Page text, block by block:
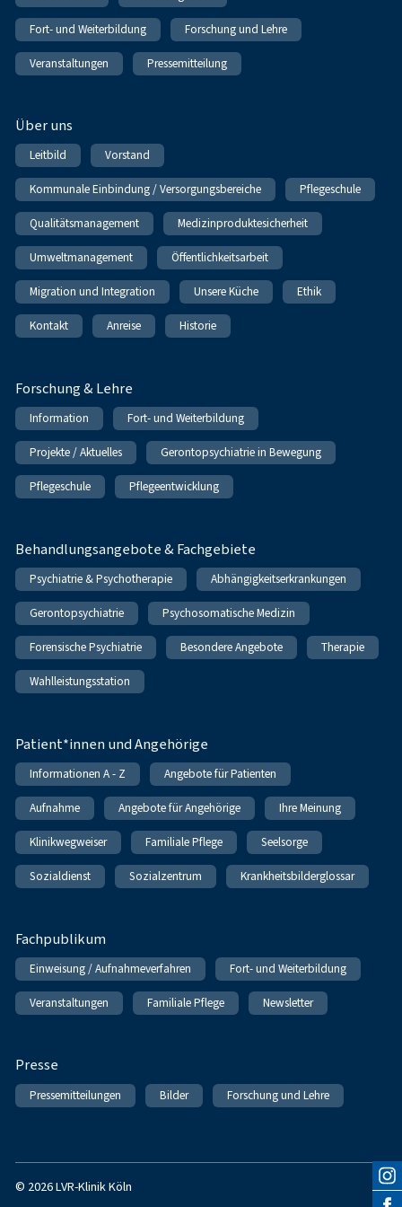
Fort- und Weiterbildung Forschung und Lehre
Veranstaltungen Pressemitteilung
Über uns
Leitbild Vorstand
Kommunale Einbindung / Versorgungsbereiche Pflegeschule
Qualitätsmanagement Medizinproduktesicherheit
Umweltmanagement Öffentlichkeitsarbeit
Migration und Integration Unsere Küche Ethik
Kontakt Anreise Historie
Forschung & Lehre
Information Fort- und Weiterbildung
Projekte / Aktuelles Gerontopsychiatrie in Bewegung
Pflegeschule Pflegeentwicklung
Behandlungsangebote & Fachgebiete
Psychiatrie & Psychotherapie Abhängigkeitserkrankungen
Gerontopsychiatrie Psychosomatische Medizin
Forensische Psychiatrie Besondere Angebote Therapie
Wahlleistungsstation
Patient*innen und Angehörige
Informationen A - Z Angebote für Patienten
Aufnahme Angebote für Angehörige Ihre Meinung
Klinikwegweiser Familiale Pflege Seelsorge
Sozialdienst Sozialzentrum Krankheitsbilderglossar
Fachpublikum
Einweisung / Aufnahmeverfahren Fort- und Weiterbildung
Veranstaltungen Familiale Pflege Newsletter
Presse
Pressemitteilungen Bilder Forschung und Lehre
© 2026 LVR-Klinik Köln